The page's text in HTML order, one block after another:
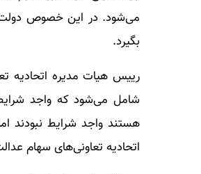
بگیرد.
شامل می‌شود که واجد
هستند واجد شرایط نبودند
اتحادیه تعاونی‌های سهام